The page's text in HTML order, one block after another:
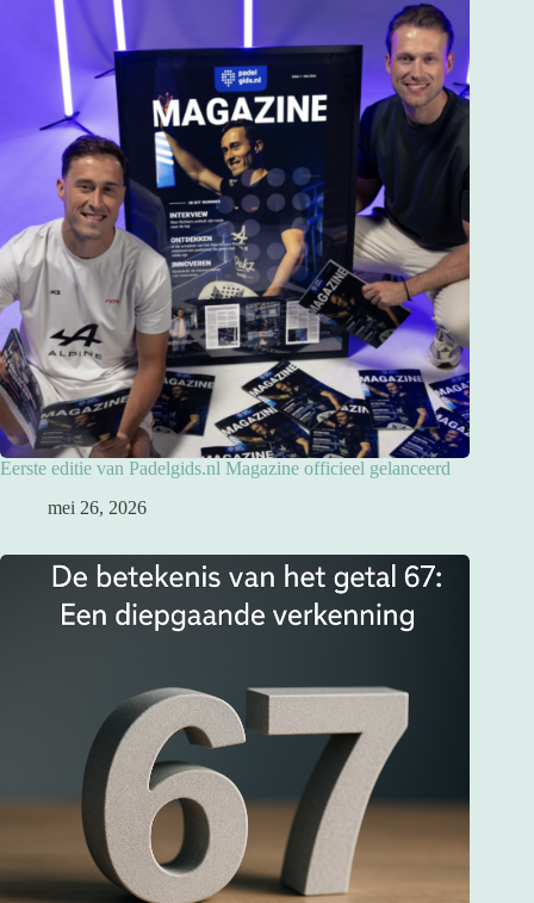
Eerste editie van Padelgids.nl Magazine officieel gelanceerd
mei 26, 2026